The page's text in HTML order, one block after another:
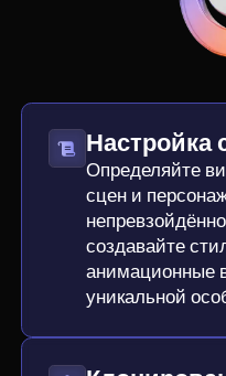
Настройка
Определяйте
сцен и
создавайте
анимационные
уникальной